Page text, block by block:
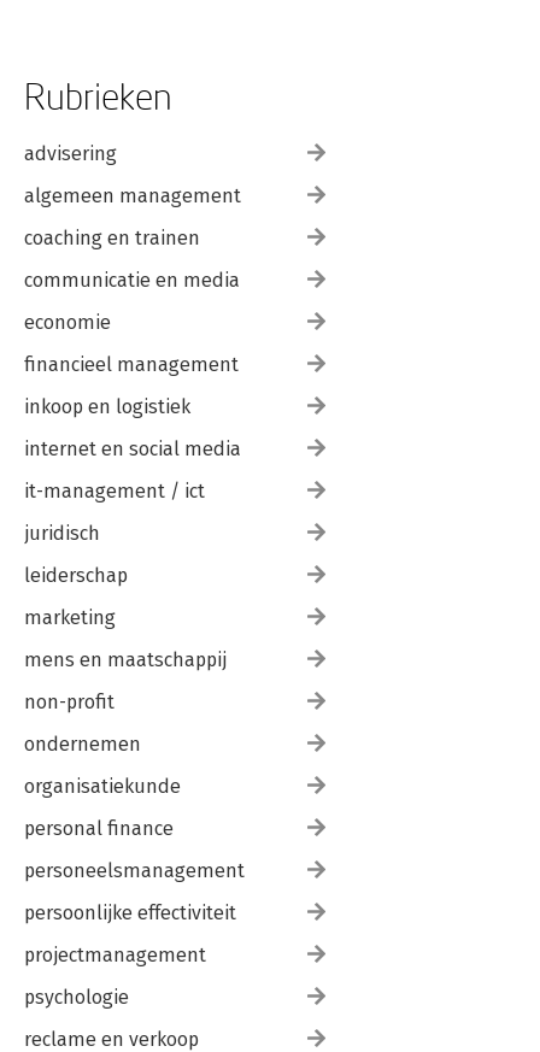
Rubrieken
advisering
algemeen management
coaching en trainen
communicatie en media
economie
financieel management
inkoop en logistiek
internet en social media
it-management / ict
juridisch
leiderschap
marketing
mens en maatschappij
non-profit
ondernemen
organisatiekunde
personal finance
personeelsmanagement
persoonlijke effectiviteit
projectmanagement
psychologie
reclame en verkoop